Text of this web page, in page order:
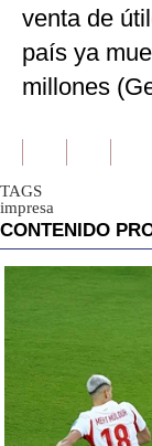
venta de
país ya
millones
TAGS
impresa